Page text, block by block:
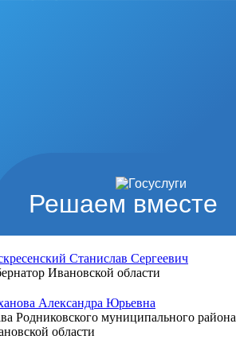
Решаем вместе
Станислав Сергеевич
Ивановской области
Александра Юрьевна
Родниковского муниципального района
области